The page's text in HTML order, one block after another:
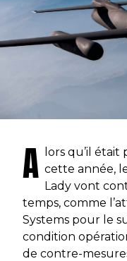
A
lors qu’il
cette année,
Lady vont
temps, comme
Systems pour le
condition
de contre-